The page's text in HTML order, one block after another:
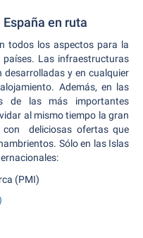
en ruta
todos los aspectos para la
Las infraestructuras
desarrolladas y en cualquier
Además, en las
de las más importantes
al mismo tiempo la gran
deliciosas ofertas que
Sólo en las Islas
(PMI)